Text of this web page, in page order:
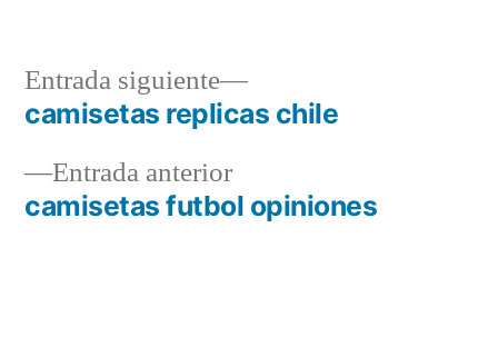
Navegación
deEntrada anteriorEntrada
anterior:
camisetas futbol opiniones
Entrada siguiente
Entrada
siguiente:
camisetas replicas chile